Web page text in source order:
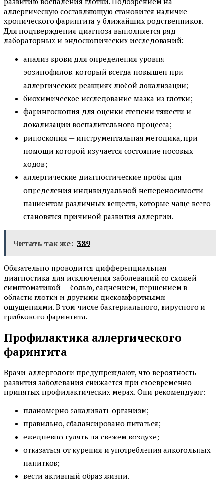
аллергическую составляющую становится наличие
хронического фарингита у ближайших родственников.
Для подтверждения диагноза выполняется ряд
лабораторных и эндоскопических исследований:
анализ крови для определения уровня
эозинофилов, который всегда повышен при
аллергических реакциях любой локализации;
биохимическое исследование мазка из глотки;
фарингоскопия для оценки степени тяжести и
локализации воспалительного процесса;
риноскопия — инструментальная методика, при
помощи которой изучается состояние носовых
ходов;
аллергические диагностические пробы для
определения индивидуальной непереносимости
пациентом различных веществ, которые чаще всего
становятся причиной развития аллергии.
Читать так же: 389
Обязательно проводится дифференциальная
диагностика для исключения заболеваний со схожей
симптоматикой — болью, саднением, першением в
области глотки и другими дискомфортными
ощущениями. В том числе бактериального, вирусного и
грибкового фарингита.
Профилактика аллергического
фарингита
Врачи-аллергологи предупреждают, что вероятность
развития заболевания снижается при своевременно
принятых профилактических мерах. Они рекомендуют:
планомерно закаливать организм;
правильно, сбалансировано питаться;
ежедневно гулять на свежем воздухе;
отказаться от курения и употребления алкогольных
напитков;
вести активный образ жизни.